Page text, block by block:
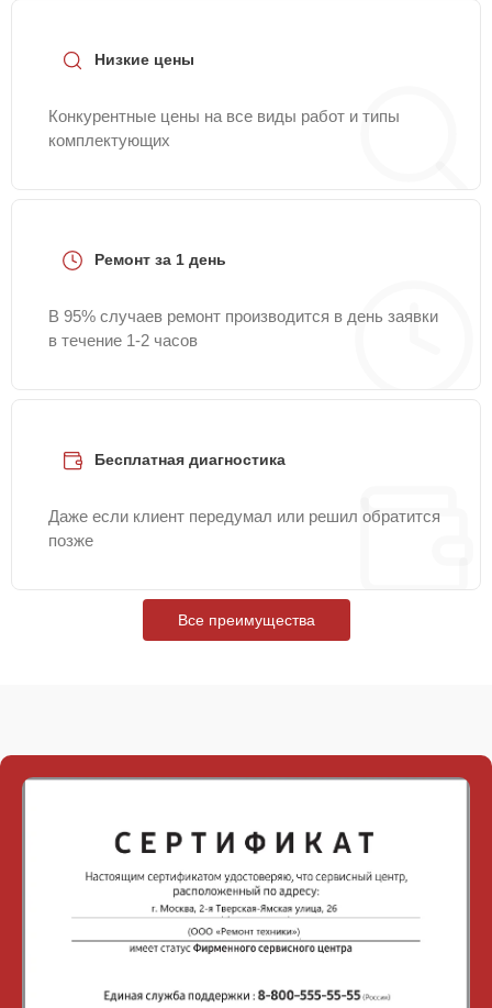
Низкие цены
Конкурентные цены на все виды работ и типы
комплектующих
Ремонт за 1 день
В 95% случаев ремонт производится в день заявки
в течение 1-2 часов
Бесплатная диагностика
Даже если клиент передумал или решил обратится
позже
Все преимущества